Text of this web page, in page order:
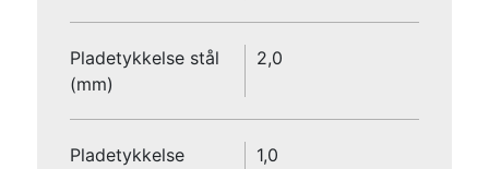
Pladetykkelse stål
(mm)
2,0
Pladetykkelse
1,0